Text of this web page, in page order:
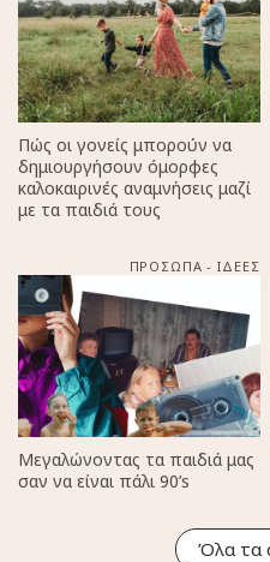
Πώς οι γονείς μπορούν να
δημιουργήσουν όμορφες
καλοκαιρινές αναμνήσεις μαζί
με τα παιδιά τους
ΠΡΟΣΩΠΑ - ΙΔΕΕΣ
Μεγαλώνοντας τα παιδιά μας
σαν να είναι πάλι 90’s
Όλα τα